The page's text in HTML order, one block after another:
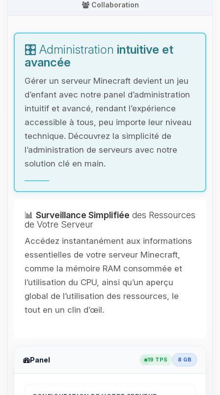
Collaboration
🎛️ Administration intuitive et
avancée
Gérer un serveur Minecraft devient un jeu
d’enfant avec notre panel d’administration
intuitif et avancé, rendant l’expérience
accessible à tous, peu importe leur niveau
technique. Découvrez la simplicité de
l’administration de serveurs avec notre
solution clé en main.
📊 Surveillance Simplifiée des Ressources
de Votre Serveur
Accédez instantanément aux informations
essentielles de votre serveur Minecraft,
comme la mémoire RAM consommée et
l’utilisation du CPU, ainsi qu’un aperçu
global de l’utilisation des ressources, le
tout en un clin d’œil.
Panel 19 TPS 8 GB